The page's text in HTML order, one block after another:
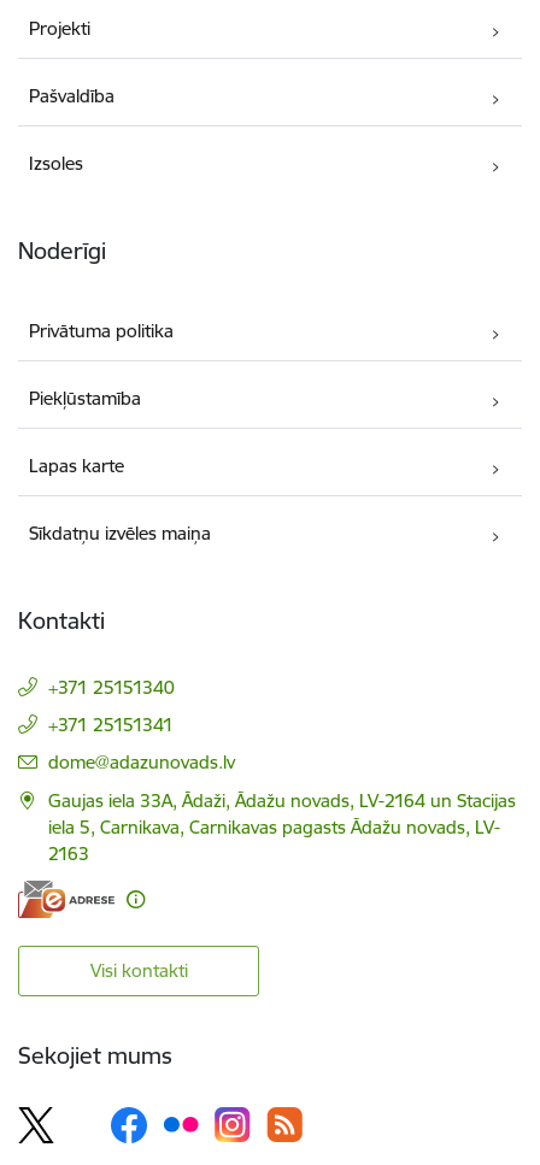
Projekti
Pašvaldība
Izsoles
Noderīgi
Privātuma politika
Piekļūstamība
Lapas karte
Sīkdatņu izvēles maiņa
Kontakti
+371 25151340
+371 25151341
E-pasts:
dome@adazunovads.lv
Gaujas iela 33A, Ādaži, Ādažu novads, LV-2164 un Stacijas
iela 5, Carnikava, Carnikavas pagasts Ādažu novads, LV-
2163
Visi kontakti
Sekojiet mums